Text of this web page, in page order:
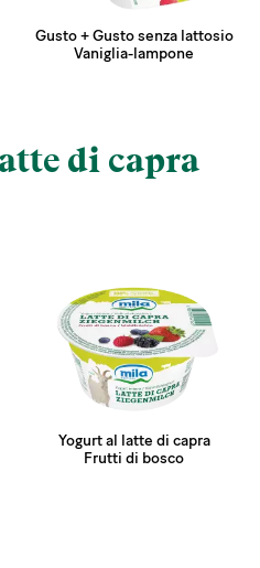
Gusto + Gusto senza lattosio
Vaniglia-lampone
di capra
Yogurt al latte di capra
Frutti di bosco